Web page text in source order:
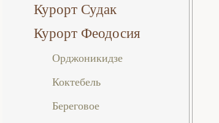
Курорт Судак
Курорт Феодосия
Орджоникидзе
Коктебель
Береговое